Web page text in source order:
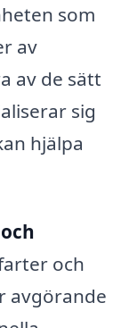
som
av
av de sätt
sig
hjälpa
och
avgörande